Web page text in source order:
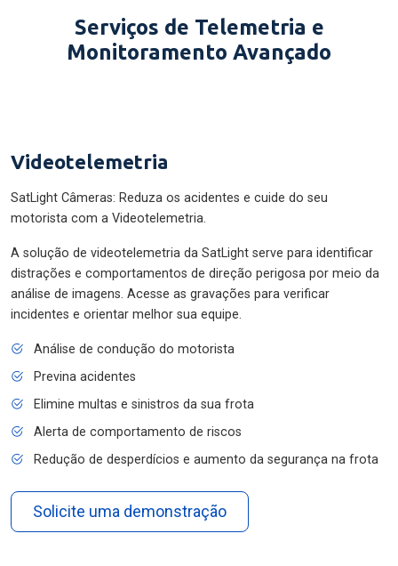
Serviços de Telemetria e
Monitoramento Avançado
Videotelemetria
SatLight Câmeras: Reduza os acidentes e cuide do seu
motorista com a Videotelemetria.
A solução de videotelemetria da SatLight serve para identificar
distrações e comportamentos de direção perigosa por meio da
análise de imagens. Acesse as gravações para verificar
incidentes e orientar melhor sua equipe.
Análise de condução do motorista
Previna acidentes
Elimine multas e sinistros da sua frota
Alerta de comportamento de riscos
Redução de desperdícios e aumento da segurança na frota
Solicite uma demonstração